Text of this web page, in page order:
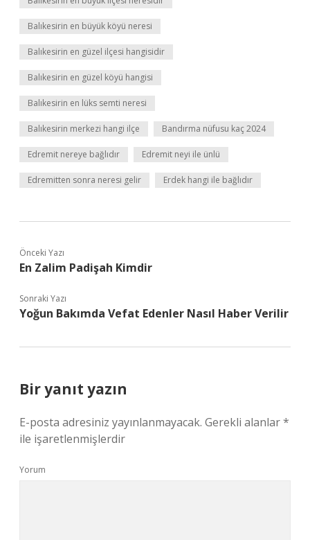
Balıkesirin en büyük köyü neresi
Balıkesirin en güzel ilçesi hangisidir
Balıkesirin en güzel köyü hangisi
Balıkesirin en lüks semti neresi
Balıkesirin merkezi hangi ilçe Bandırma nüfusu kaç 2024
Edremit nereye bağlıdır Edremit neyi ile ünlü
Edremitten sonra neresi gelir Erdek hangi ile bağlıdır
Önceki Yazı
En Zalim Padişah Kimdir
Sonraki Yazı
Yoğun Bakımda Vefat Edenler Nasıl Haber Verilir
Bir yanıt yazın
E-posta adresiniz yayınlanmayacak. Gerekli alanlar*
ile işaretlenmişlerdir
Yorum